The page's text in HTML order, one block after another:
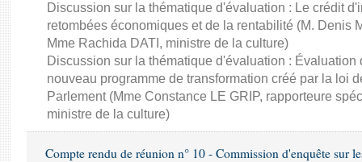
Discussion sur la thématique d'évaluation : Le crédit
retombées économiques et de la rentabilité (M. Denis
Mme Rachida DATI, ministre de la culture)
Discussion sur la thématique d'évaluation : Évaluation
nouveau programme de transformation créé par la loi
Parlement (Mme Constance LE GRIP, rapporteure
ministre de la culture)
Compte rendu de réunion n° 10 - Commission d'enquête sur